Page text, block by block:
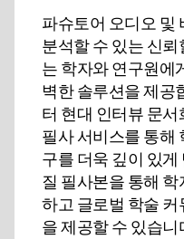
파슈토어 오디오 및
분석할 수 있는 신뢰
는 학자와 연구원에
벽한 솔루션을 제공
터 현대 인터뷰 문
필사 서비스를 통해
구를 더욱 깊이 있
질 필사본을 통해
하고 글로벌 학술
을 제공할 수 있습